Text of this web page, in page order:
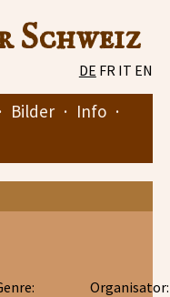
Schweiz
DE FR IT EN
· Bilder · Info ·
Organisator: